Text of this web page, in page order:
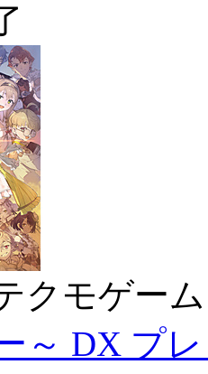
クモゲー
～ DX プ